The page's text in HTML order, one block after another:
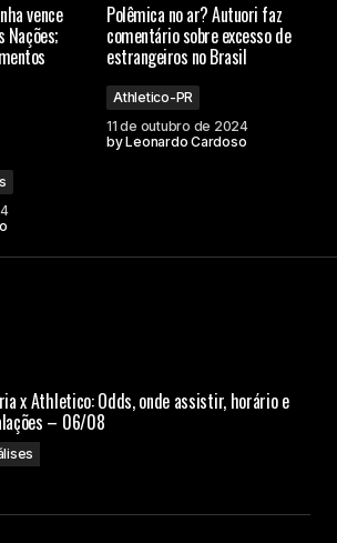
são marcados com*
vence
Nações;
Polêmica no ar? Autuori faz
comentário sobre excesso de
estrangeiros no Brasil
Athletico-PR
11 de outubro de 2024
byLeonardo Cardoso
x Athletico: Odds, onde assistir, horário e
– 06/08